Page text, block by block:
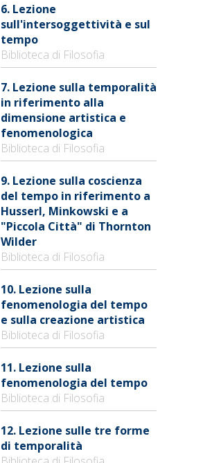
6. Lezione
sull'intersoggettività e sul
tempo
Biblioteca di Filosofia
7. Lezione sulla temporalità
in riferimento alla
dimensione artistica e
fenomenologica
Biblioteca di Filosofia
9. Lezione sulla coscienza
del tempo in riferimento a
Husserl, Minkowski e a
"Piccola Città" di Thornton
Wilder
Biblioteca di Filosofia
10. Lezione sulla
fenomenologia del tempo
e sulla creazione artistica
Biblioteca di Filosofia
11. Lezione sulla
fenomenologia del tempo
Biblioteca di Filosofia
12. Lezione sulle tre forme
di temporalità